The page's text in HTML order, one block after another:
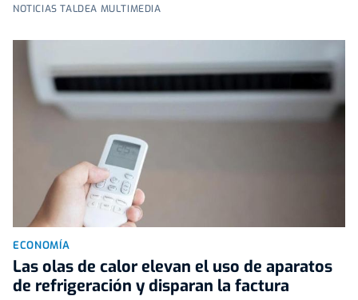
NOTICIAS TALDEA MULTIMEDIA
ECONOMÍA
Las olas de calor elevan el uso de aparatos
de refrigeración y disparan la factura